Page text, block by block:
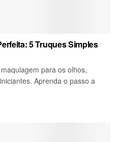
5 Truques Simples
para os olhos,
Aprenda o passo a